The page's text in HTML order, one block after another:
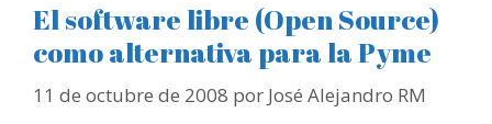
El software libre (Open Source)
como alternativa para la Pyme
11 de octubre de 2008 por José Alejandro RM